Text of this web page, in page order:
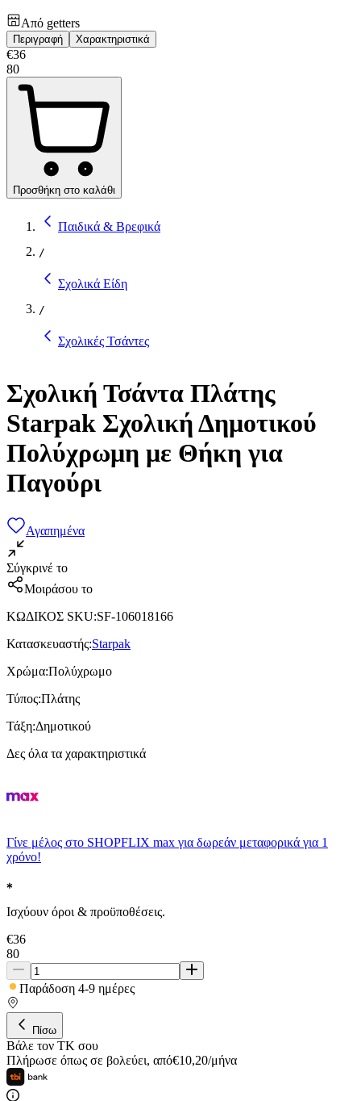
Από getters
Περιγραφή Χαρακτηριστικά
€36
80
Προσθήκη στο καλάθι
Παιδικά & Βρεφικά
/
Σχολικά Είδη
/
Σχολικές Τσάντες
Σχολική Τσάντα Πλάτης
Starpak Σχολική Δημοτικού
Πολύχρωμη με Θήκη για
Παγούρι
Αγαπημένα
Σύγκρινέ το
Μοιράσου το
ΚΩΔΙΚΟΣ SKU:SF-106018166
Κατασκευαστής:Starpak
Χρώμα:Πολύχρωμο
Τύπος:Πλάτης
Τάξη:Δημοτικού
Δες όλα τα χαρακτηριστικά
Γίνε μέλος στο SHOPFLIX max για δωρεάν μεταφορικά για 1
χρόνο!
Ισχύουν όροι & προϋποθέσεις.
€36
80
Παράδοση 4-9 ημέρες
Πίσω
Βάλε τον ΤΚ σου
Πλήρωσε όπως σε βολεύει, από€10,20/μήνα